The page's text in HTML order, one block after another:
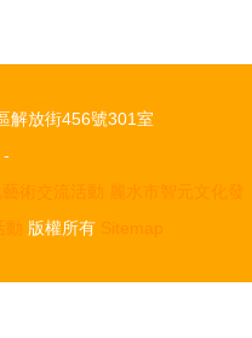
解放街456號301室
-
藝術交流活動
麗水市智元文化發
版權所有 Sitemap